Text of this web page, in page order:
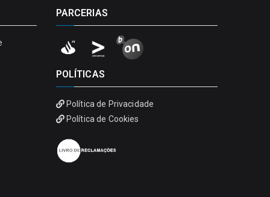
PARCERIAS
POLÍTICAS
Política de Privacidade
Política de Cookies